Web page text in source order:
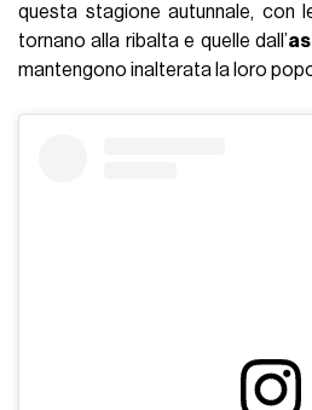
questa stagione autunnale, con
tornano alla ribalta e quelle dall’
mantengono inalterata la loro